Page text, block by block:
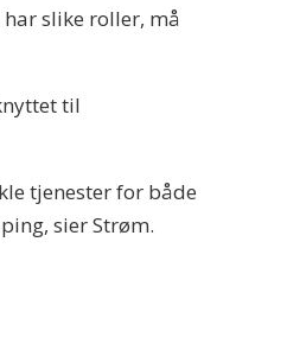
slike roller, må
til
tjenester for både
sier Strøm.